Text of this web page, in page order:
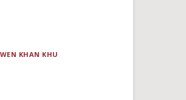
KHAN KHU